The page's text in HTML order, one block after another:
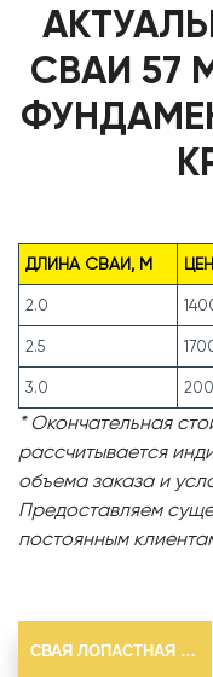
СВАИ 57
ДЛИНА СВАИ, М
2.0
2.5
3.0
* Окончательная
рассчитывается
объема заказа и
Предоставляем
постоянным
СВАЯ ЛОПАСТНАЯ Ф73*5.5